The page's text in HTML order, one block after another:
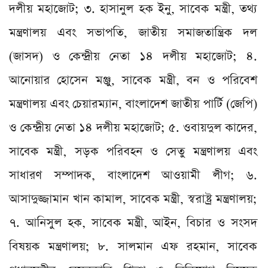
দলীয় মহাজোট; ৩. হাসানুল হক ইনু, সাবেক মন্ত্রী, তথ্য
মন্ত্রণালয় এবং সভাপতি, জাতীয় সমাজতান্ত্রিক দল
(জাসদ) ও কেন্দ্রীয় নেতা ১৪ দলীয় মহাজোট; ৪.
আনোয়ার হোসেন মঞ্জু, সাবেক মন্ত্রী, বন ও পরিবেশ
মন্ত্রণালয় এবং চেয়ারম্যান, বাংলাদেশ জাতীয় পার্টি (জেপি)
ও কেন্দ্রীয় নেতা ১৪ দলীয় মহাজোট; ৫. ওবায়দুল কাদের,
সাবেক মন্ত্রী, সড়ক পরিবহন ও সেতু মন্ত্রণালয় এবং
সাধারণ সম্পাদক, বাংলাদেশ আওয়ামী লীগ; ৬.
আসাদুজ্জামান খান কামাল, সাবেক মন্ত্রী, স্বরাষ্ট্র মন্ত্রণালয়;
৭. আনিসুল হক, সাবেক মন্ত্রী, আইন, বিচার ও সংসদ
বিষয়ক মন্ত্রণালয়; ৮. সালমান এফ রহমান, সাবেক